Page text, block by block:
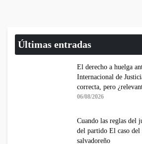
Últimas entradas
El derecho a huelga
Internacional de
correcta, pero
06/08/2026
Cuando las reglas del
del partido El caso del
salvadoreño